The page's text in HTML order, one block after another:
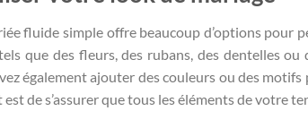
fluide simple offre beaucoup d’options pour
que des fleurs, des rubans, des dentelles
également ajouter des couleurs ou des
est de s’assurer que tous les éléments de votre